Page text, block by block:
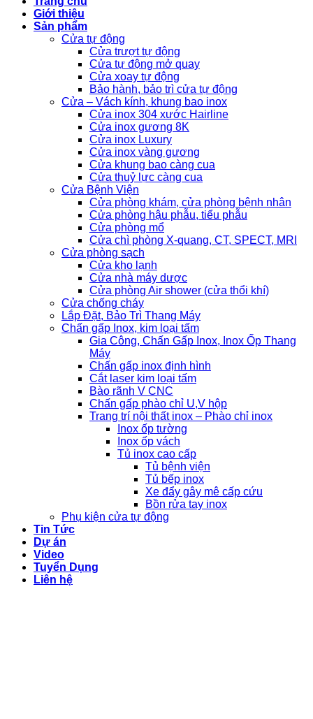
Giới thiệu
Sản phẩm
Cửa tự động
Cửa trượt tự động
Cửa tự động mở quay
Cửa xoay tự động
Bảo hành, bảo trì cửa tự động
Cửa – Vách kính, khung bao inox
Cửa inox 304 xước Hairline
Cửa inox gương 8K
Cửa inox Luxury
Cửa inox vàng gương
Cửa khung bao càng cua
Cửa thuỷ lực càng cua
Cửa Bệnh Viện
Cửa phòng khám, cửa phòng bệnh nhân
Cửa phòng hậu phẫu, tiểu phẫu
Cửa phòng mổ
Cửa chì phòng X-quang, CT, SPECT, MRI
Cửa phòng sạch
Cửa kho lạnh
Cửa nhà máy dược
Cửa phòng Air shower (cửa thổi khí)
Cửa chống cháy
Lắp Đặt, Bảo Trì Thang Máy
Chấn gấp Inox, kim loại tấm
Gia Công, Chấn Gấp Inox, Inox Ốp Thang
Máy
Chấn gấp inox định hình
Cắt laser kim loại tấm
Bào rãnh V CNC
Chấn gấp phào chỉ U,V hộp
Trang trí nội thất inox – Phào chỉ inox
Inox ốp tường
Inox ốp vách
Tủ inox cao cấp
Tủ bệnh viện
Tủ bếp inox
Xe đẩy gây mê cấp cứu
Bồn rửa tay inox
Phụ kiện cửa tự động
Tin Tức
Dự án
Video
Tuyển Dụng
Liên hệ